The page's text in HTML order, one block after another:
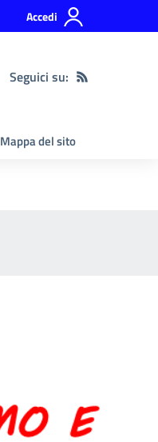
Accedi
Seguici su:
Mappa del sito